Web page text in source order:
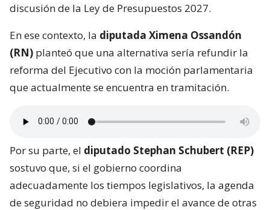
discusión de la Ley de Presupuestos 2027.
En ese contexto, la diputada Ximena Ossandón
(RN) planteó que una alternativa sería refundir la
reforma del Ejecutivo con la moción parlamentaria
que actualmente se encuentra en tramitación.
Por su parte, el diputado Stephan Schubert (REP)
sostuvo que, si el gobierno coordina
adecuadamente los tiempos legislativos, la agenda
de seguridad no debiera impedir el avance de otras